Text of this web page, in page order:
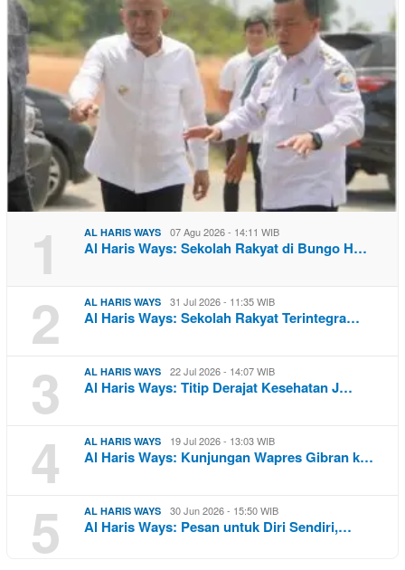
1 AL HARIS WAYS 07 Agu 2026 - 14:11 WIB
Al Haris Ways: Sekolah Rakyat di Bungo H…
2 AL HARIS WAYS 31 Jul 2026 - 11:35 WIB
Al Haris Ways: Sekolah Rakyat Terintegra…
3 AL HARIS WAYS 22 Jul 2026 - 14:07 WIB
Al Haris Ways: Titip Derajat Kesehatan J…
4 AL HARIS WAYS 19 Jul 2026 - 13:03 WIB
Al Haris Ways: Kunjungan Wapres Gibran k…
5 AL HARIS WAYS 30 Jun 2026 - 15:50 WIB
Al Haris Ways: Pesan untuk Diri Sendiri,…